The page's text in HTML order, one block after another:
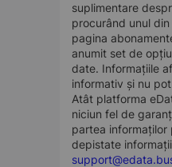
suplimentare
procurând unul
pagina
anumit set de
date. Informațiile
informativ și nu
Atât platforma
niciun fel de
partea
depistate